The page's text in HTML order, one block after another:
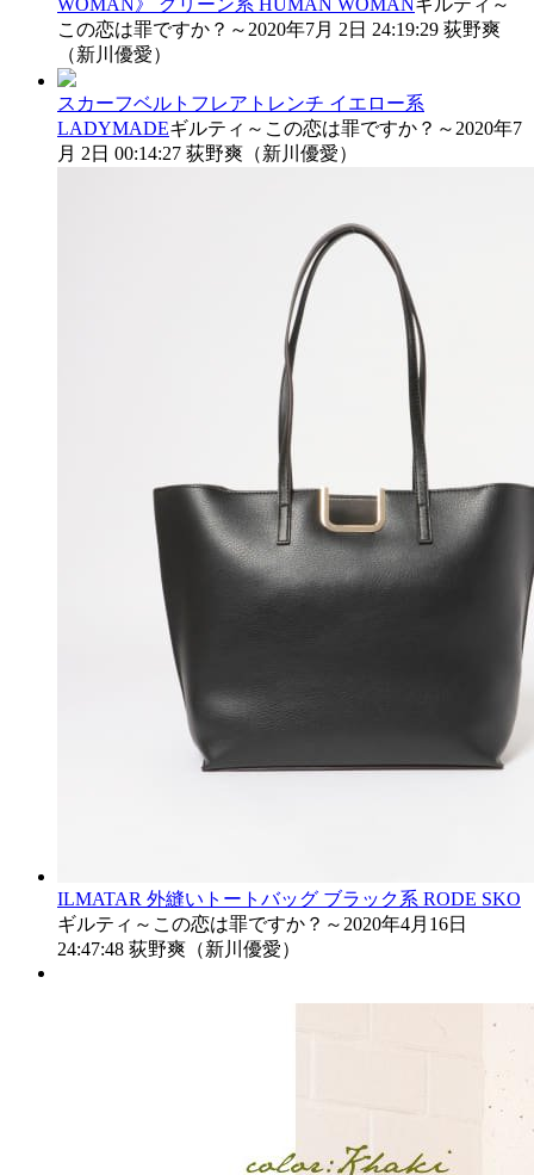
この恋は罪ですか？～ 2020年7月 2日 24:19:29 荻野爽
（新川優愛）
スカーフベルトフレアトレンチ イエロー系
LADYMADEギルティ～この恋は罪ですか？～ 2020年7
月 2日 00:14:27 荻野爽（新川優愛）
ILMATAR 外縫いトートバッグ ブラック系 RODE SKO
ギルティ～この恋は罪ですか？～ 2020年4月16日
24:47:48 荻野爽（新川優愛）